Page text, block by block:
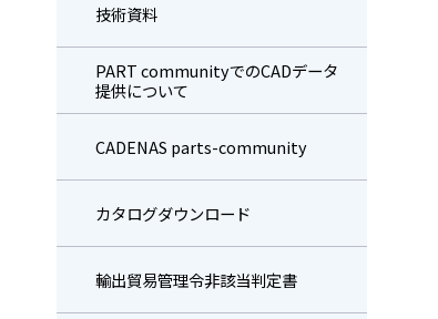
技術資料
PART communityでのCADデータ
提供について
CADENAS parts-community
カタログダウンロード
輸出貿易管理令非該当判定書